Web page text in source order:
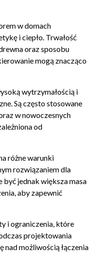
w domach
i ciepło. Trwałość
oraz sposobu
mogą znacząco
wytrzymałością i
Są często stosowane
w nowoczesnych
od
różne warunki
rozwiązaniem dla
być jednak większa masa
aby zapewnić
i ograniczenia, które
projektowania
nad możliwością łączenia